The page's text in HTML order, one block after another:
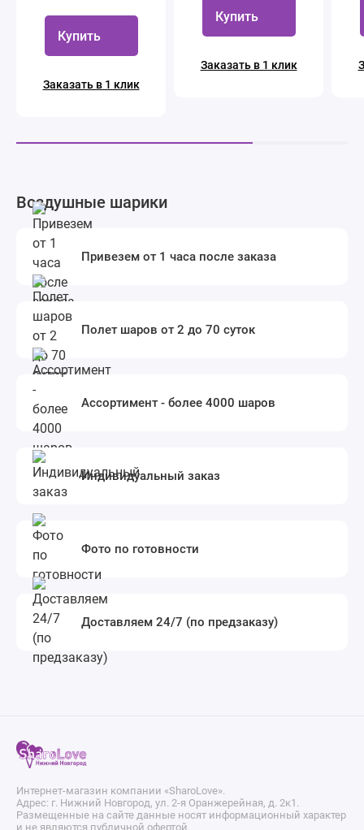
Купить
Заказать в 1 клик
Купить
Заказать в 1 клик
Воздушные шарики
Привезем от 1 часа после заказа
Полет шаров от 2 до 70 суток
Ассортимент - более 4000 шаров
Индивидуальный заказ
Фото по готовности
Доставляем 24/7 (по предзаказу)
Интернет-магазин компании «SharoLove».
Адрес: г. Нижний Новгород, ул. 2-я Оранжерейная, д. 2к1.
Размещенные на сайте данные носят информационный характер
и не являются публичной офертой.